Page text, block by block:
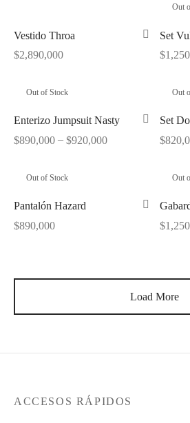
Vestido Throa
$2,890,000
Out
Set
$
Out of Stock
Enterizo Jumpsuit Nasty
$890,000 – $920,000
Out
Set
$
Out of Stock
Pantalón Hazard
$890,000
Out
$
Load More
ACCESOS RÁPIDOS